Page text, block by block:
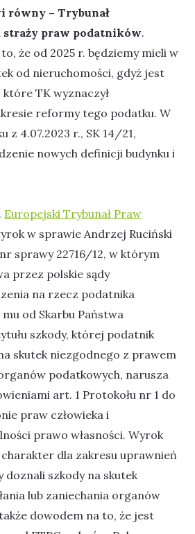
równy – Trybunał
praw podatników.
że od 2025 r. będziemy mieli w
od nieruchomości, gdyż jest
TK wyznaczył
reformy tego podatku. W
z 4.07.2023 r., SK 14/21,
nowych definicji budynku i
Europejski Trybunał Praw
w sprawie Andrzej Ruciński
sprawy 22716/12, w którym
przez polskie sądy
na rzecz podatnika
od Skarbu Państwa
szkody, której podatnik
skutek niezgodnego z prawem
podatkowych, narusza
art. 1 Protokołu nr 1 do
praw człowieka i
prawo własności. Wyrok
dla zakresu uprawnień
szkody na skutek
lub zaniechania organów
dowodem na to, że jest